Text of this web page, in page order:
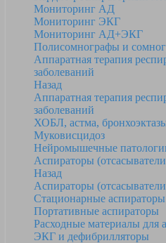
Мониторинг АД
Мониторинг ЭКГ
Мониторинг АД+ЭКГ
Полисомнографы и
Аппаратная терапия
заболеваний
Назад
Аппаратная терапия
заболеваний
ХОБЛ, астма,
Муковисцидоз
Нейромышечные
Аспираторы
Назад
Аспираторы
Стационарные аспираторы
Портативные аспираторы
Расходные материалы для
ЭКГ и дефибрилляторы